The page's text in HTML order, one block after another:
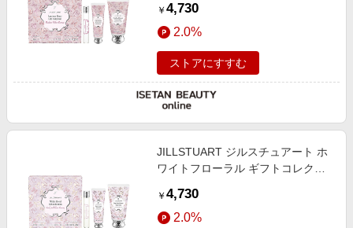
定キット）
￥ 4,730
2.0%
ストアにすすむ
JILLSTUART ジルスチュアート ホ
ワイトフローラル ギフトコレクシ
イ（限定キット）
￥ 4,730
2.0%